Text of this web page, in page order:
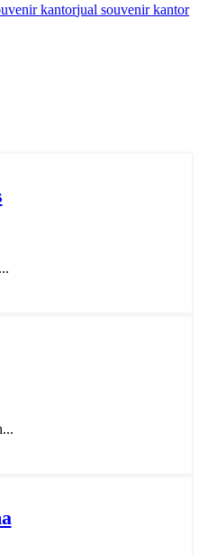
kantorjual souvenir kantor